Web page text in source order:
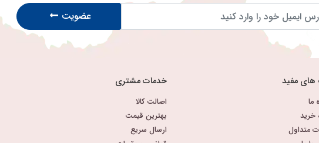
عضویت
های مفید
ما
خرید
متداول
خدمات مشتری
اصالت کالا
بهترین قیمت
ارسال سریع